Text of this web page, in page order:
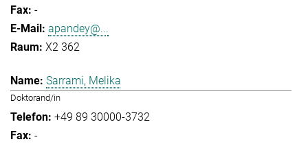
-
apandey@...
X2 362
Sarrami, Melika
Doktorand/in
+49 89 30000-3732
-